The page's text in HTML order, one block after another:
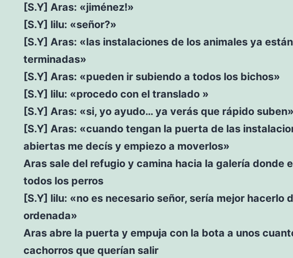
[S.Y] Aras: «jiménez!»
[S.Y] lilu: «señor?»
[S.Y] Aras: «las instalaciones de los animales ya están
terminadas»
[S.Y] Aras: «pueden ir subiendo a todos los bichos»
[S.Y] lilu: «procedo con el translado »
[S.Y] Aras: «si, yo ayudo… ya verás que rápido suben»
[S.Y] Aras: «cuando tengan la puerta de las
abiertas me decís y empiezo a moverlos»
Aras sale del refugio y camina hacia la galería donde
todos los perros
[S.Y] lilu: «no es necesario señor, sería mejor hacerlo
ordenada»
Aras abre la puerta y empuja con la bota a unos
cachorros que querían salir